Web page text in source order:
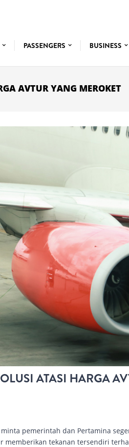
PASSENGERS BUSINESS
AVTUR YANG MEROKET
ATASI HARGA
minta pemerintah dan Pertamina
memberikan tekanan tersendiri